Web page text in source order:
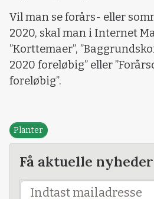
Vil man se forårs- eller
2020, skal man i Internet
”Korttemaer”,
2020 foreløbig” eller
foreløbig”.
Planter
Få aktuelle